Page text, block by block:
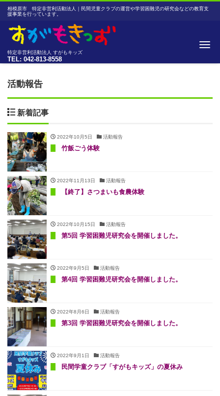
相模原市 特定非営利活動法人｜民間児童クラブの運営や学習困難児の研究会などの教育支
援事業を行っています。
特定非営利活動法人 すがもキッズ
TEL: 042-813-8558
活動報告
新着記事
2022年10月5日 活動報告
竹飯ごう体験
2022年11月13日 活動報告
【終了】さつまいも食農体験
2022年10月15日 活動報告
第5回 学習困難児研究会を開催しました。
2022年9月5日 活動報告
第4回 学習困難児研究会を開催しました。
2022年8月6日 活動報告
第3回 学習困難児研究会を開催しました。
2022年9月1日 活動報告
民間学童クラブ「すがもキッズ」の夏休み